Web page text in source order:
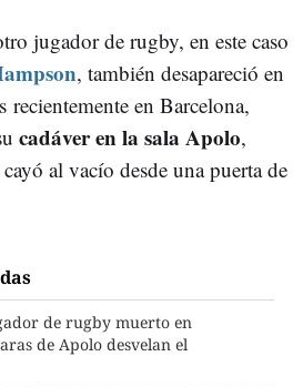
jugador de rugby, en este caso
, también desapareció en
recientemente en Barcelona,
cadáver en la sala Apolo,
al vacío desde una puerta de
de rugby muerto en
de Apolo desvelan el